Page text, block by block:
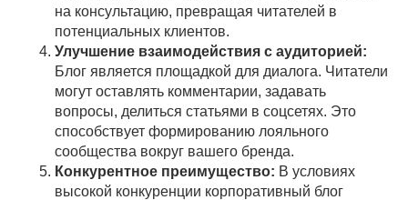
на консультацию, превращая читателей в
потенциальных клиентов.
Улучшение взаимодействия с аудиторией:
Блог является площадкой для диалога. Читатели
могут оставлять комментарии, задавать
вопросы, делиться статьями в соцсетях. Это
способствует формированию лояльного
сообщества вокруг вашего бренда.
Конкурентное преимущество: В условиях
высокой конкуренции корпоративный блог